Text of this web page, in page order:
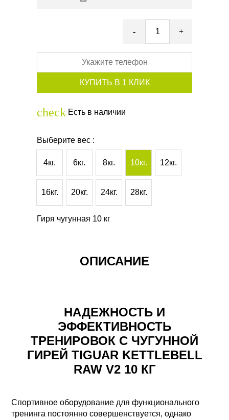
check Есть в наличии
- +
Выберите вес :
4кг. 6кг. 8кг. 10кг. 12кг.
16кг. 20кг. 24кг. 28кг.
Гиря чугунная 10 кг
ОПИСАНИЕ
НАДЕЖНОСТЬ И
ЭФФЕКТИВНОСТЬ
ТРЕНИРОВОК С ЧУГУННОЙ
ГИРЕЙ TIGUAR KETTLEBELL
RAW V2 10 КГ
Спортивное оборудование для функционального
тренинга постоянно совершенствуется, однако